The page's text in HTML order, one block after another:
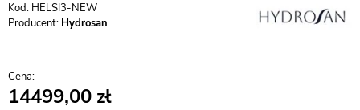
HELSI3-NEW
Producent: Hydrosan
14499,00